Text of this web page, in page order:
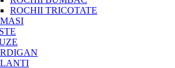
ROCHII TRICOTATE